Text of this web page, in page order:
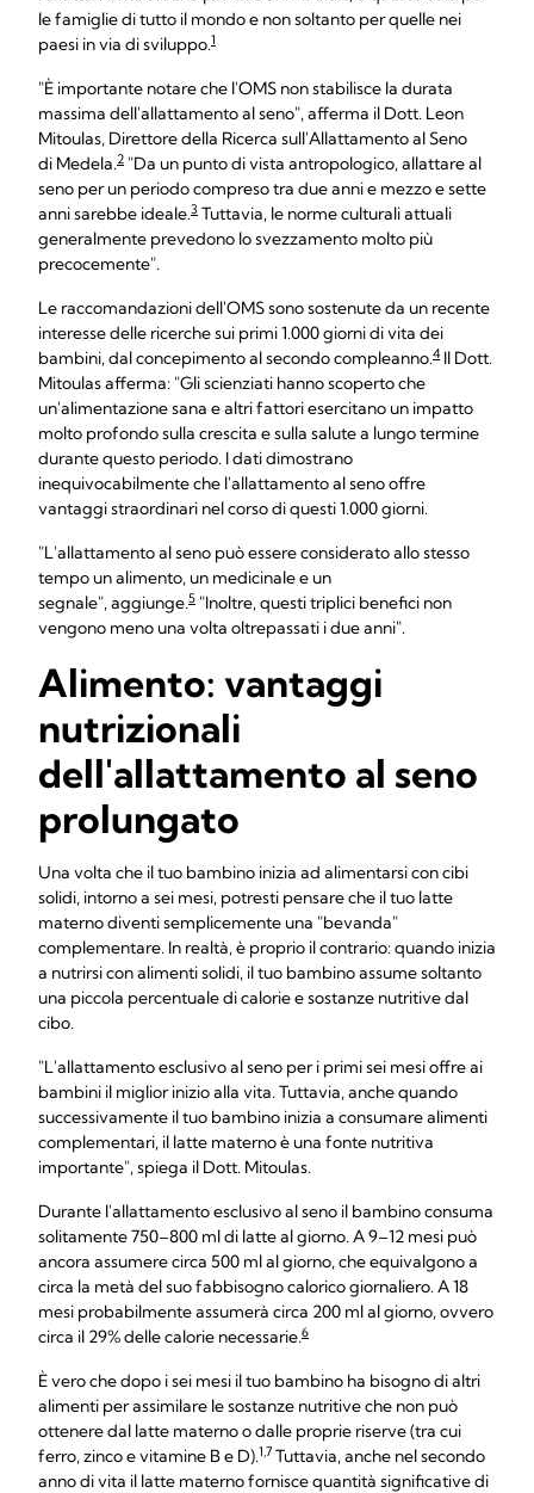
le famiglie di tutto il mondo e non soltanto per quelle nei
paesi in via di sviluppo.1
"È importante notare che l'OMS non stabilisce la durata
massima dell'allattamento al seno", afferma il Dott. Leon
Mitoulas, Direttore della Ricerca sull'Allattamento al Seno
di Medela.2 "Da un punto di vista antropologico, allattare al
seno per un periodo compreso tra due anni e mezzo e sette
anni sarebbe ideale.3 Tuttavia, le norme culturali attuali
generalmente prevedono lo svezzamento molto più
precocemente".
Le raccomandazioni dell'OMS sono sostenute da un recente
interesse delle ricerche sui primi 1.000 giorni di vita dei
bambini, dal concepimento al secondo compleanno.4 Il Dott.
Mitoulas afferma: "Gli scienziati hanno scoperto che
un'alimentazione sana e altri fattori esercitano un impatto
molto profondo sulla crescita e sulla salute a lungo termine
durante questo periodo. I dati dimostrano
inequivocabilmente che l'allattamento al seno offre
vantaggi straordinari nel corso di questi 1.000 giorni.
"L'allattamento al seno può essere considerato allo stesso
tempo un alimento, un medicinale e un
segnale", aggiunge.5 "Inoltre, questi triplici benefici non
vengono meno una volta oltrepassati i due anni".
Alimento: vantaggi
nutrizionali
dell'allattamento al seno
prolungato
Una volta che il tuo bambino inizia ad alimentarsi con cibi
solidi, intorno a sei mesi, potresti pensare che il tuo latte
materno diventi semplicemente una "bevanda"
complementare. In realtà, è proprio il contrario: quando inizia
a nutrirsi con alimenti solidi, il tuo bambino assume soltanto
una piccola percentuale di calorie e sostanze nutritive dal
cibo.
"L'allattamento esclusivo al seno per i primi sei mesi offre ai
bambini il miglior inizio alla vita. Tuttavia, anche quando
successivamente il tuo bambino inizia a consumare alimenti
complementari, il latte materno è una fonte nutritiva
importante", spiega il Dott. Mitoulas.
Durante l'allattamento esclusivo al seno il bambino consuma
solitamente 750–800 ml di latte al giorno. A 9–12 mesi può
ancora assumere circa 500 ml al giorno, che equivalgono a
circa la metà del suo fabbisogno calorico giornaliero. A 18
mesi probabilmente assumerà circa 200 ml al giorno, ovvero
circa il 29% delle calorie necessarie.6
È vero che dopo i sei mesi il tuo bambino ha bisogno di altri
alimenti per assimilare le sostanze nutritive che non può
ottenere dal latte materno o dalle proprie riserve (tra cui
ferro, zinco e vitamine B e D).1,7 Tuttavia, anche nel secondo
anno di vita il latte materno fornisce quantità significative di